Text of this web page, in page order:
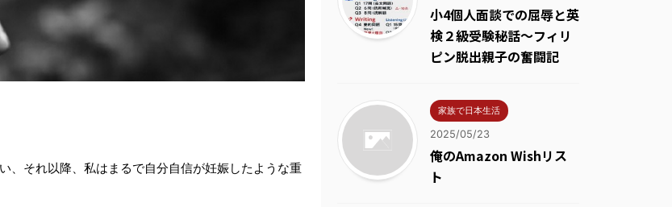
、それ以降、私はまるで自分自信が妊娠したような重
小4個人面談での屈辱と英
検２級受験秘話～フィリ
ピン脱出親子の奮闘記
家族で日本生活
2025/05/23
俺のAmazon Wishリス
ト